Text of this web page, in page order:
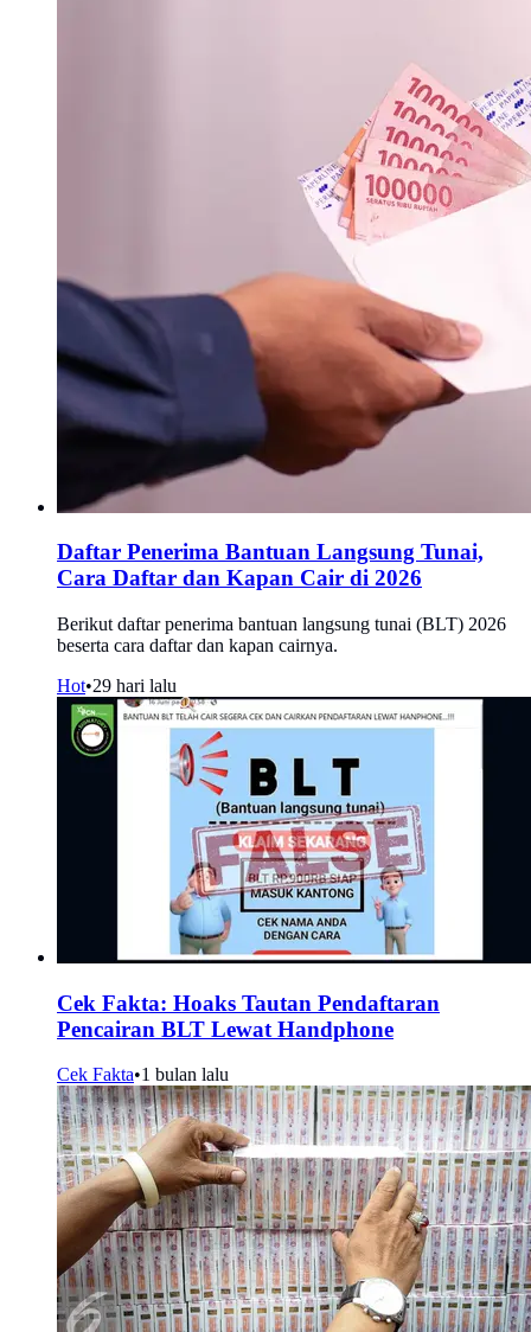
Daftar Penerima Bantuan Langsung Tunai,
Cara Daftar dan Kapan Cair di 2026
Berikut daftar penerima bantuan langsung tunai (BLT) 2026
beserta cara daftar dan kapan cairnya.
Hot•29 hari lalu
Cek Fakta: Hoaks Tautan Pendaftaran
Pencairan BLT Lewat Handphone
Cek Fakta•1 bulan lalu